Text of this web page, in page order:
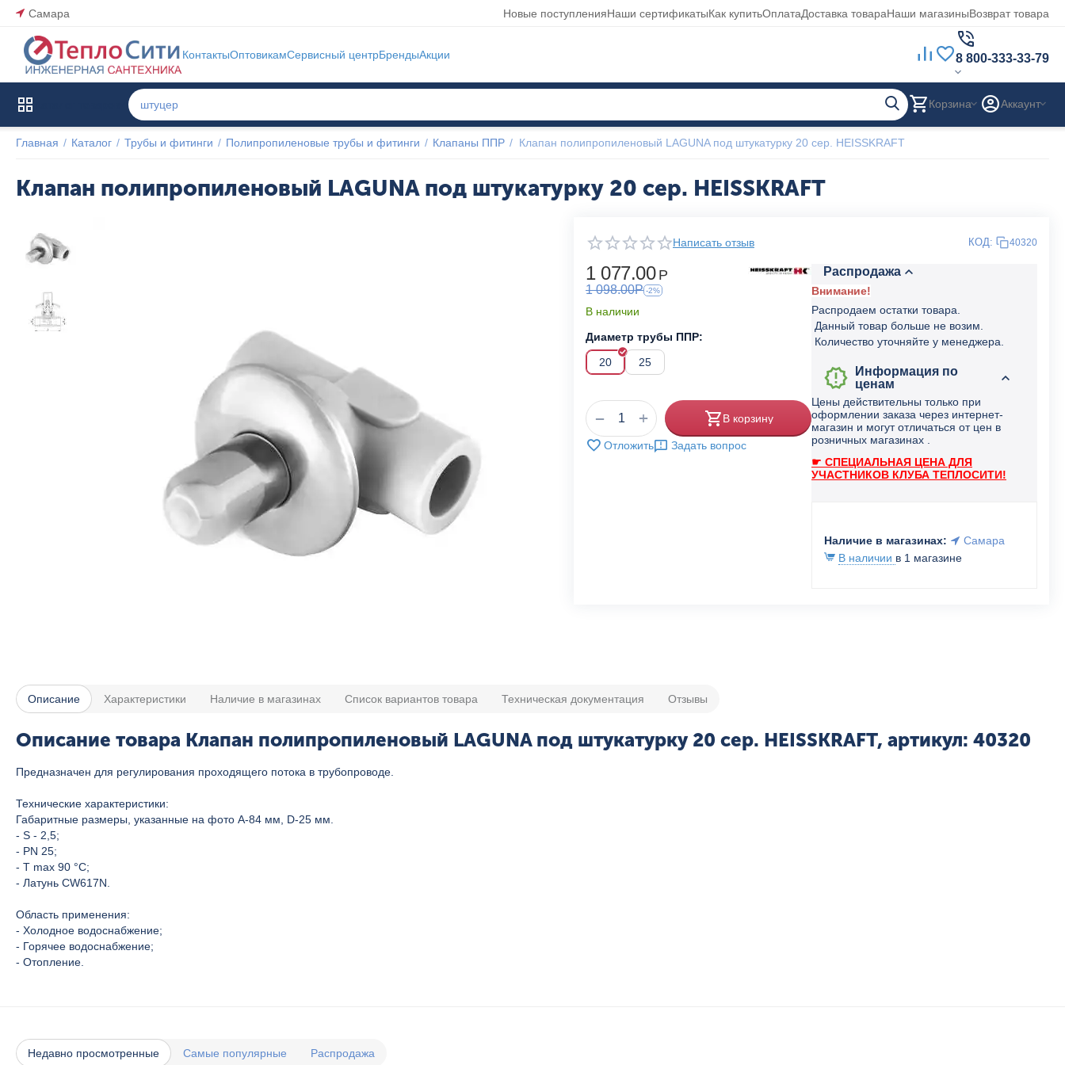
Самара Новые поступленияНаши сертификатыКак купитьОплатаДоставка товараНаши магазиныВозврат товара
КонтактыОптовикамСервисный центрБрендыАкции 8 800-333-33-79
Корзина Аккаунт
Главная / Каталог / Трубы и фитинги / Полипропиленовые трубы и фитинги / Клапаны ППР / Клапан полипропиленовый LAGUNA под штукатурку 20 сер. HEISSKRAFT
Клапан полипропиленовый LAGUNA под штукатурку 20 сер. HEISSKRAFT
Популярный
Написать отзыв КОД: 40320
1 077.00 Р
1 098.00Р -2%
В наличии
Диаметр трубы ППР:
20
25
+
− В корзину
Отложить Задать вопрос
Распродажа
Внимание!
Распродаем остатки товара.
Данный товар больше не возим.
Количество уточняйте у менеджера.
Информация по
ценам
Цены действительны только при
оформлении заказа через интернет-
магазин и могут отличаться от цен в
розничных магазинах .
☛ СПЕЦИАЛЬНАЯ ЦЕНА ДЛЯ
УЧАСТНИКОВ КЛУБА ТЕПЛОСИТИ!
Наличие в магазинах:
Самара
В наличии в 1 магазине
Описание Характеристики Наличие в магазинах Список вариантов товара Техническая документация Отзывы
Описание товара Клапан полипропиленовый LAGUNA под штукатурку 20 сер. HEISSKRAFT, артикул: 40320
Предназначен для регулирования проходящего потока в трубопроводе.
Технические характеристики:
Габаритные размеры, указанные на фото A-84 мм, D-25 мм.
- S - 2,5;
- PN 25;
- T max 90 °C;
- Латунь CW617N.
Область применения:
- Холодное водоснабжение;
- Горячее водоснабжение;
- Отопление.
Недавно просмотренные Самые популярные Распродажа